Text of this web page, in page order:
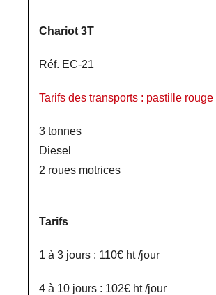
Chariot 3T
Réf. EC-21
Tarifs des transports : pastille rouge
3 tonnes
Diesel
2 roues motrices
Tarifs
1 à 3 jours : 110€ ht /jour
4 à 10 jours : 102€ ht /jour